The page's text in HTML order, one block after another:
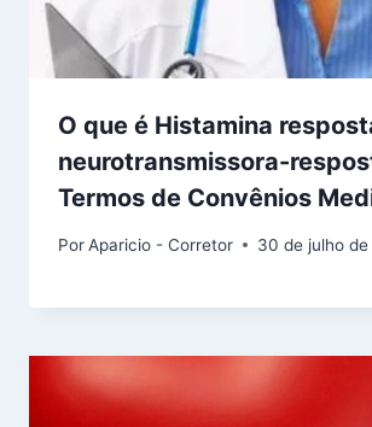
O que é Histamina
neurotransmissora-
Termos de Convênios
PorAparicio - Corretor 30 de julho